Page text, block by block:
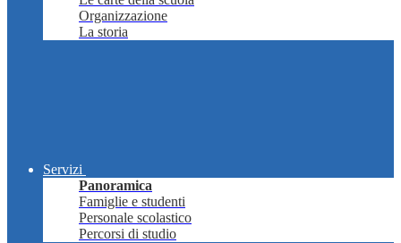
Organizzazione
La storia
Servizi
Panoramica
Famiglie e studenti
Personale scolastico
Percorsi di studio